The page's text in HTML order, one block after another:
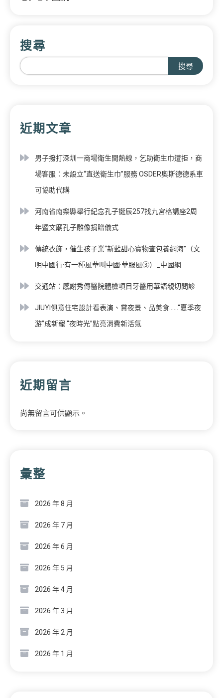
搜尋
搜尋
近期文章
男子撥打深圳一商場衛生間熱線，乞助衛生巾遭拒，商
場客服：未設立“直送衛生巾”服務 OSDER奧斯德德系車
可協助代購
河南省南樂縣舉行紀念孔子誕辰257找九宮格講座2周
年暨文廟孔子雕像捐贈儀式
傳統衣飾，催生孩子業“新藍甜心寶物查包養網海”（文
明中國行·有一種風華叫中國·華服風③）_中國網
交通站：感謝秀傳醫院體檢項目牙醫用華語親切問診
JIUYI俱意住宅設計看表演、賞夜景、品美食……“夏季夜
游”成新寵 “夜時光”點亮消費新活氣
近期留言
尚無留言可供顯示。
彙整
2026 年 8 月
2026 年 7 月
2026 年 6 月
2026 年 5 月
2026 年 4 月
2026 年 3 月
2026 年 2 月
2026 年 1 月